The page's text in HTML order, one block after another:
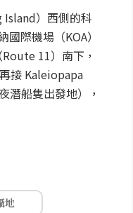
Island）西側的科
際機場（KOA）
11）南下，
接 Kaleiopapa
潛船隻出發地），
地